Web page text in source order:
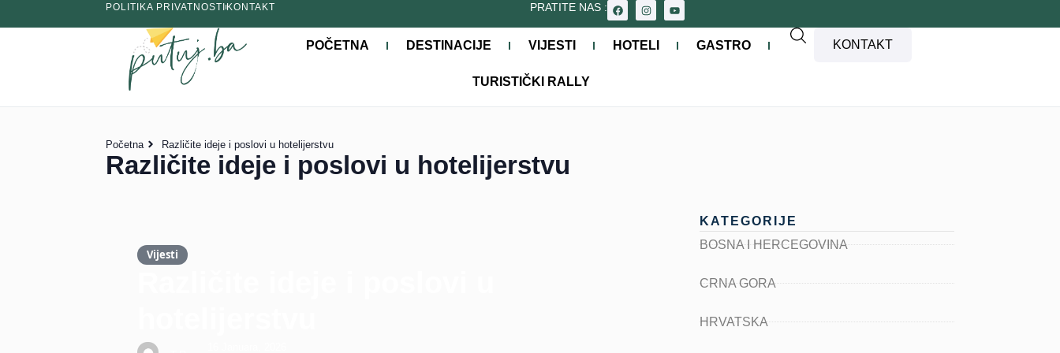
POLITIKA PRIVATNOSTIKONTAKT PRATITE NAS :
POČETNA DESTINACIJE VIJESTI HOTELI GASTRO
TURISTIČKI RALLY
KONTAKT
Početna Različite ideje i poslovi u hotelijerstvu
Različite ideje i poslovi u hotelijerstvu
Vijesti
KATEGORIJE
BOSNA I HERCEGOVINA
CRNA GORA
HRVATSKA